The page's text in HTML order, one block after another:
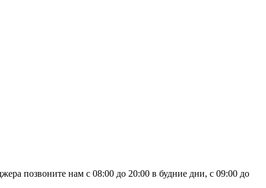
позвоните нам с 08:00 до 20:00 в будние дни, с 09:00 до